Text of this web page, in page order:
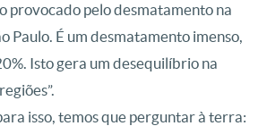
provocado pelo desmatamento na
Paulo. É um desmatamento imenso,
Isto gera um desequilíbrio na
isso, temos que perguntar à terra: